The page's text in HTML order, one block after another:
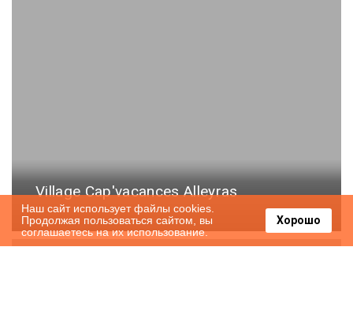
Village Cap'vacances Alleyras
Наш сайт использует файлы cookies.
Продолжая пользоваться сайтом, вы
соглашаетесь на их использование.
Хорошо